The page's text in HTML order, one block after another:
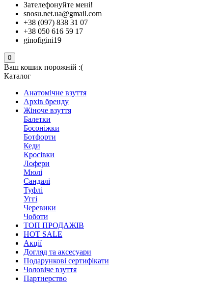
Зателефонуйте мені!
snosu.net.ua@gmail.com
+38 (097) 838 31 07
+38 050 616 59 17
ginofigini19
0
Ваш кошик порожній :(
Каталог
Анатомічне взуття
Архів бренду
Жіноче взуття
Балетки
Босоніжки
Ботфорти
Кеди
Кросівки
Лофери
Мюлі
Сандалі
Туфлі
Уггі
Черевики
Чоботи
ТОП ПРОДАЖІВ
HOT SALE
Акції
Догляд та аксесуари
Подарункові сертифікати
Чоловіче взуття
Партнерство